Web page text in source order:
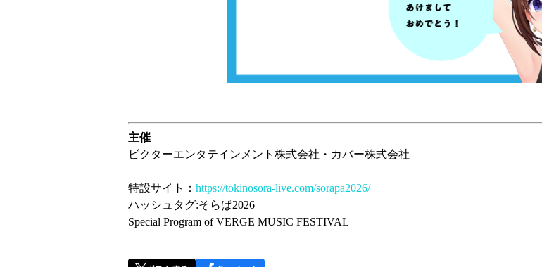
主催
ビクターエンタテインメント株式会社・カバー株式会社
特設サイト： https://tokinosora-live.com/sorapa2026/
ハッシュタグ:そらぱ2026
Special Program of VERGE MUSIC FESTIVAL